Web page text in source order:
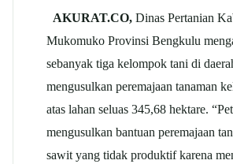
AKURAT.CO, Dinas Pertanian
Mukomuko Provinsi Bengkulu
sebanyak tiga kelompok tani di
mengusulkan peremajaan tanaman
atas lahan seluas 345,68 hektare.
mengusulkan bantuan peremajaan
sawit yang tidak produktif karena